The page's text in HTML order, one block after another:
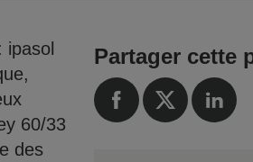
60/33
des
Partager cette